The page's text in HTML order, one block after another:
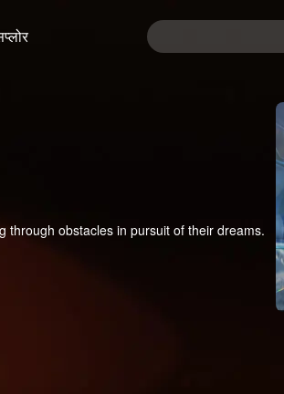
through obstacles in pursuit of their dreams.